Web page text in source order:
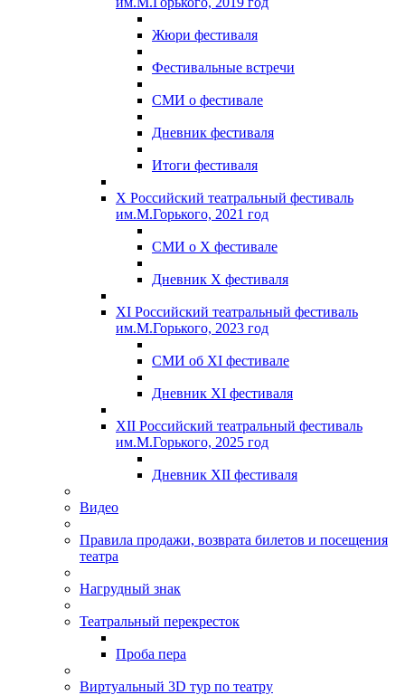
Жюри фестиваля
Фестивальные встречи
СМИ о фестивале
Дневник фестиваля
Итоги фестиваля
X Российский театральный фестиваль
им.М.Горького, 2021 год
СМИ о X фестивале
Дневник X фестиваля
XI Российский театральный фестиваль
им.М.Горького, 2023 год
СМИ об XI фестивале
Дневник XI фестиваля
XII Российский театральный фестиваль
им.М.Горького, 2025 год
Дневник XII фестиваля
Видео
Правила продажи, возврата билетов и посещения
театра
Нагрудный знак
Театральный перекресток
Проба пера
Виртуальный 3D тур по театру